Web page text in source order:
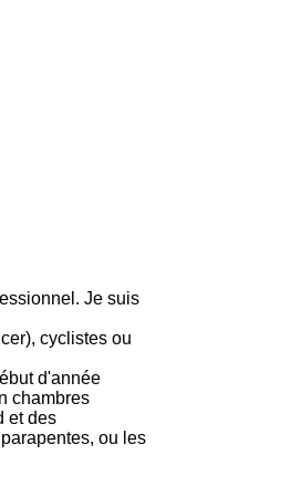
Je suis
cyclistes ou
d'année
chambres
et des
ou les